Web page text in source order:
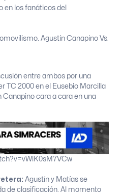
en los fanáticos del
entre ambos por una
TC 2000 en el Eusebio Marcilla
Canapino cara a cara en una
Agustín y Matías se
de clasificación. Al momento